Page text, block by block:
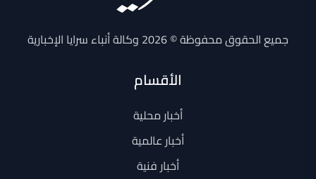
جميع الحقوق محفوظة © 2026 وكالة أنباء سرايا الإخبارية
الأقسام
أخبار محلية
أخبار عالمية
أخبار فنية